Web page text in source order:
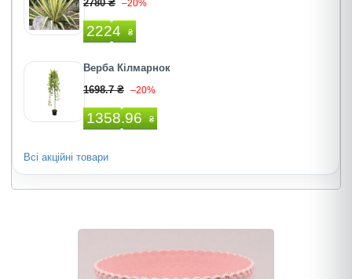
2780 ₴ –20%
2224 ₴
Верба Кілмарнок
1698.7 ₴ –20%
1358.96 ₴
Всі акційні товари